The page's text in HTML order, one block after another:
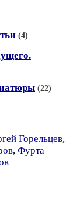
(4)
(22)
Горельцев,
, Фурта